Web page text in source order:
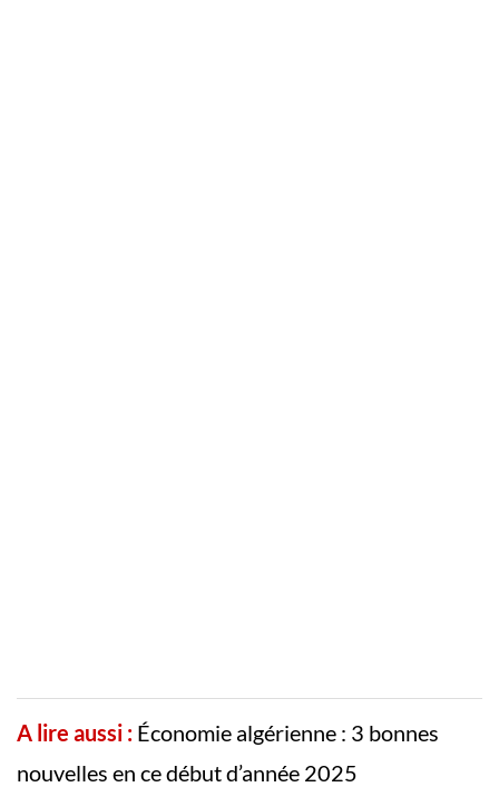
A lire aussi : Économie algérienne : 3 bonnes
nouvelles en ce début d’année 2025